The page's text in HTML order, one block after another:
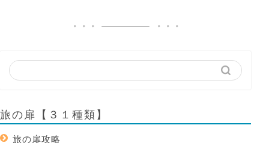
旅の扉【３１種類】
旅の扉攻略